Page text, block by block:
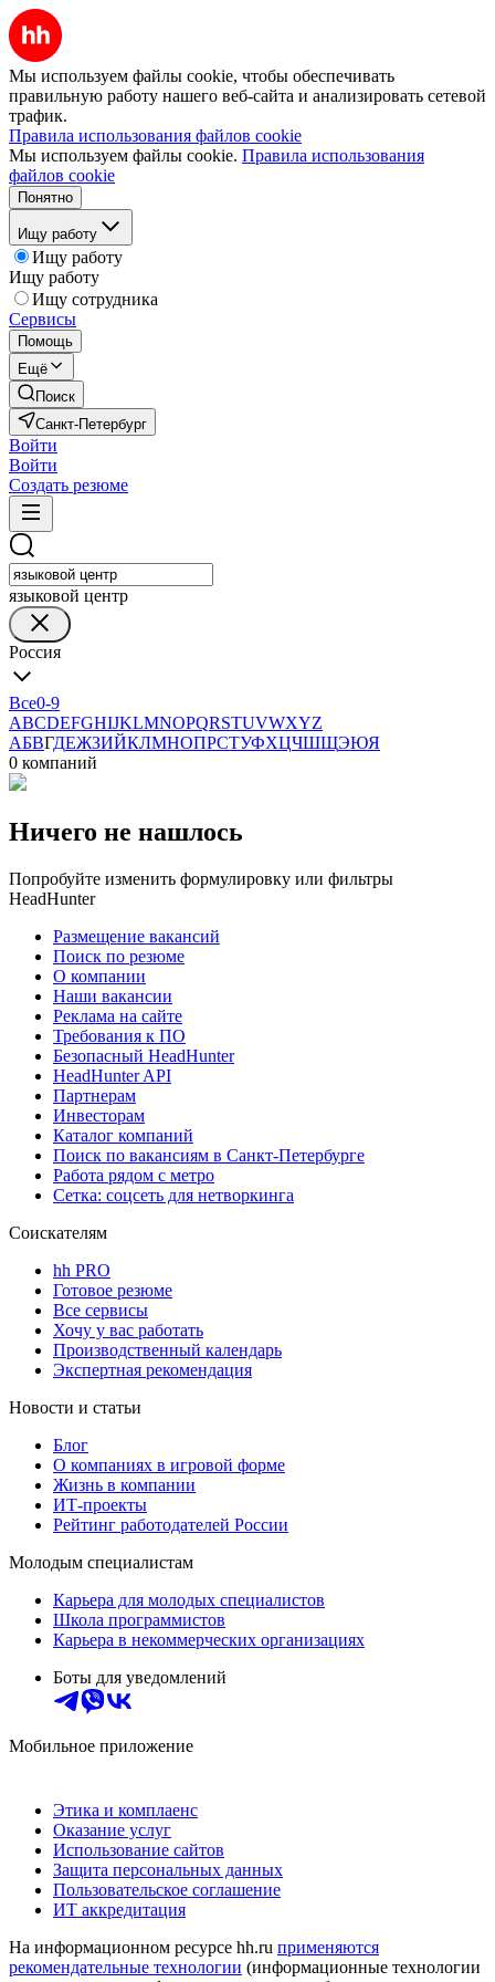
Мы используем файлы cookie, чтобы обеспечивать
правильную работу нашего веб-сайта и анализировать сетевой
трафик.
Правила использования файлов cookie
Мы используем файлы cookie. Правила использования
файлов cookie
Понятно
Ищу работу
Ищу работу
Ищу работу
Ищу сотрудника
Сервисы
Помощь
Ещё
Поиск
Санкт-Петербург
Войти
Войти
Создать резюме
языковой центр
Россия
Все0-9
ABCDEFGHIJKLMNOPQRSTUVWXYZ
АБВГДЕЖЗИЙКЛМНОПРСТУФХЦЧШЩЭЮЯ
0 компаний
Ничего не нашлось
Попробуйте изменить формулировку или фильтры
HeadHunter
Размещение вакансий
Поиск по резюме
О компании
Наши вакансии
Реклама на сайте
Требования к ПО
Безопасный HeadHunter
HeadHunter API
Партнерам
Инвесторам
Каталог компаний
Поиск по вакансиям в Санкт-Петербурге
Работа рядом с метро
Сетка: соцсеть для нетворкинга
Соискателям
hh PRO
Готовое резюме
Все сервисы
Хочу у вас работать
Производственный календарь
Экспертная рекомендация
Новости и статьи
Блог
О компаниях в игровой форме
Жизнь в компании
ИТ-проекты
Рейтинг работодателей России
Молодым специалистам
Карьера для молодых специалистов
Школа программистов
Карьера в некоммерческих организациях
Боты для уведомлений
Мобильное приложение
Этика и комплаенс
Оказание услуг
Использование сайтов
Защита персональных данных
Пользовательское соглашение
ИТ аккредитация
На информационном ресурсе hh.ru применяются
рекомендательные технологии (информационные технологии